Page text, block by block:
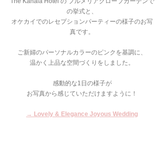
の挙式と、
オケカイでのレセプションパーティーの様子のお写
真です。
ご新婦のパーソナルカラーのピンクを基調に、
温かく上品な空間づくりをしました。
感動的な1日の様子が
お写真から感じていただけますように！
→ Lovely & Elegance Joyous Wedding